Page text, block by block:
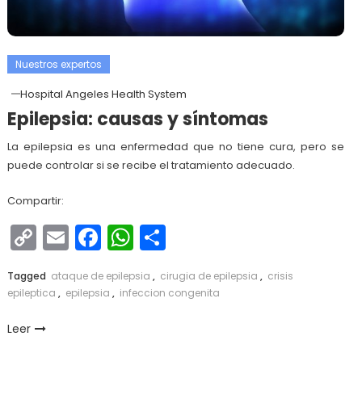
Nuestros expertos
Hospital Angeles Health System
Epilepsia: causas y síntomas
La epilepsia es una enfermedad que no tiene cura, pero se
puede controlar si se recibe el tratamiento adecuado.
Compartir:
Copy
Link
EmailFacebook
WhatsApp
Compartir
Tagged ataque de epilepsia , cirugia de epilepsia , crisis
epileptica , epilepsia , infeccion congenita
Leer